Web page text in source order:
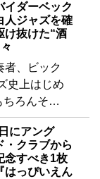
イダーベック
人ジャズを確
け抜けた“酒
者、ビック
史上はじめ
ちろんそ…
にアング
・クラブから
念すべき1枚
はっぴいえん